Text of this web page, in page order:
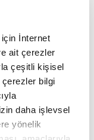
İnternet
ait çerezler
çeşitli kişisel
bilgi
daha işlevsel
yönelik